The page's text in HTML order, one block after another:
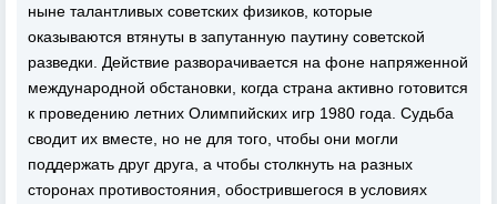
ныне талантливых советских физиков, которые
оказываются втянуты в запутанную паутину советской
разведки. Действие разворачивается на фоне напряженной
международной обстановки, когда страна активно готовится
к проведению летних Олимпийских игр 1980 года. Судьба
сводит их вместе, но не для того, чтобы они могли
поддержать друг друга, а чтобы столкнуть на разных
сторонах противостояния, обострившегося в условиях